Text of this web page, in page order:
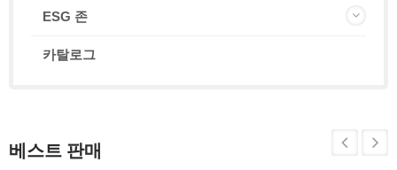
ESG 존
카탈로그
베스트 판매